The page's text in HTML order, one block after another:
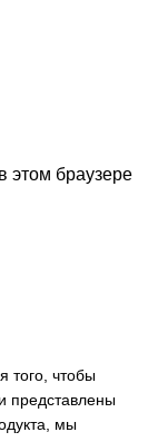
этом браузере
того, чтобы
представлены
мы